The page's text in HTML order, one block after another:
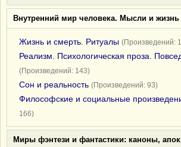
Внутренний мир человека. Мысли и жизнь
Жизнь и смерть. Ритуалы (Произведений:
Реализм. Психологическая проза.
(Произведений: 143)
Сон и реальность (Произведений: 93)
Философские и социальные
166)
Миры фэнтези и фантастики: каноны,